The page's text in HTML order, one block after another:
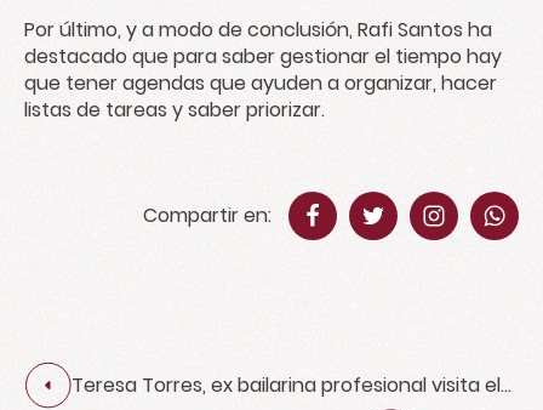
Por último, y a modo de conclusión, Rafi Santos ha
destacado que para saber gestionar el tiempo hay
que tener agendas que ayuden a organizar, hacer
listas de tareas y saber priorizar.
Compartir en:
Teresa Torres, ex bailarina profesional visita el